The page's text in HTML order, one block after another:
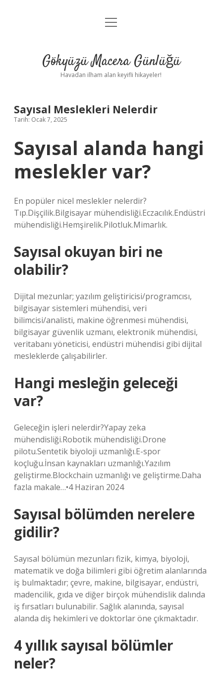
Anasayfa
Yasal Uyarı
menüyü
Gökyüzü Macera Günlüğü
Havadan ilham alan keyifli hikayeler!
Sayısal Meslekleri Nelerdir
Tarih: Ocak 7, 2025
Sayısal alanda hangi
meslekler var?
En popüler nicel meslekler nelerdir?
Tıp.Dişçilik.Bilgisayar mühendisliği.Eczacılık.Endüstri
mühendisliği.Hemşirelik.Pilotluk.Mimarlık.
Sayısal okuyan biri ne
olabilir?
Dijital mezunlar; yazılım geliştiricisi/programcısı,
bilgisayar sistemleri mühendisi, veri
bilimcisi/analisti, makine öğrenmesi mühendisi,
bilgisayar güvenlik uzmanı, elektronik mühendisi,
veritabanı yöneticisi, endüstri mühendisi gibi dijital
mesleklerde çalışabilirler.
Hangi mesleğin geleceği
var?
Geleceğin işleri nelerdir?Yapay zeka
mühendisliği.Robotik mühendisliği.Drone
pilotu.Sentetik biyoloji uzmanlığı.E-spor
koçluğu.İnsan kaynakları uzmanlığı.Yazılım
geliştirme.Blockchain uzmanlığı ve geliştirme.Daha
fazla makale…•4 Haziran 2024
Sayısal bölümden nerelere
gidilir?
Sayısal bölümün mezunları fizik, kimya, biyoloji,
matematik ve doğa bilimleri gibi öğretim alanlarında
iş bulmaktadır; çevre, makine, bilgisayar, endüstri,
madencilik, gıda ve diğer birçok mühendislik dalında
iş fırsatları bulunabilir. Sağlık alanında, sayısal
alanda diş hekimleri ve doktorlar öne çıkmaktadır.
4 yıllık sayısal bölümler
neler?